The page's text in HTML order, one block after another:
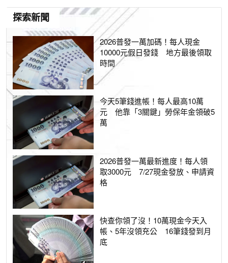
探索新聞
2026普發一萬加碼！每人現金
10000元假日發錢 地方最後領取
時間
今天5筆錢進帳！每人最高10萬
元 他靠「3關鍵」勞保年金領破5
萬
2026普發一萬最新進度！每人領
取3000元 7/27現金發放、申請資
格
快查你領了沒！10萬現金今天入
帳、5年沒領充公 16筆錢發到月
底